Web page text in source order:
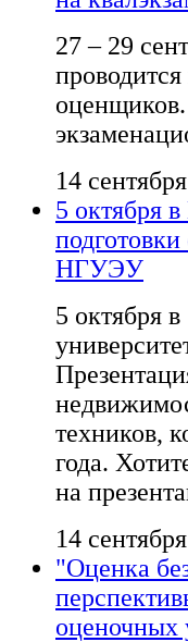
27 – 29
14
5 октября
НГУЭУ
5 октября
техников,
года.
на
14
"Оценка
оценочных